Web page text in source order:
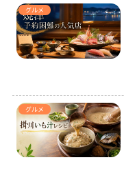
グルメ
グルメ